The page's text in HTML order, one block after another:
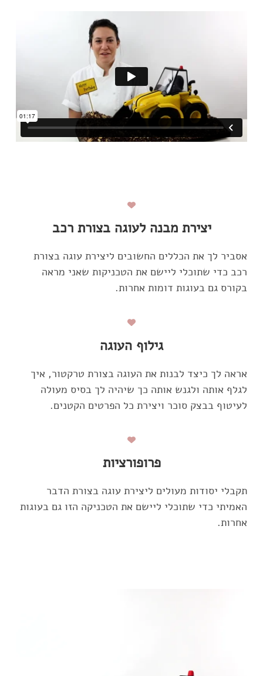
יצירת מבנה לעוגה בצורת רכב
אסביר לך את הכללים החשובים ליצירת עוגה בצורת
רכב כדי שתוכלי ליישם את הטכניקות שאני מראה
בקורס גם בעוגות דומות אחרות.
גילוף העוגה
אראה לך כיצד לבנות את העוגה בצורת טרקטור, איך
לגלף אותה ולגנש אותה כך שיהיה לך בסיס מעולה
לעיטוף בבצק סוכר ויצירת כל הפרטים הקטנים.
פרופורציות
תקבלי יסודות מעולים ליצירת עוגה בצורת הדבר
האמיתי כדי שתוכלי ליישם את הטכניקה הזו גם בעוגות
אחרות.